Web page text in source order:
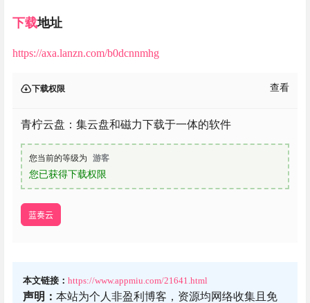
下载地址
https://axa.lanzn.com/b0dcnnmhg
下载权限 查看
青柠云盘：集云盘和磁力下载于一体的软件
您当前的等级为 游客
您已获得下载权限
蓝奏云
本文链接： https://www.appmiu.com/21641.html
声明： 本站为个人非盈利博客，资源均网络收集且免